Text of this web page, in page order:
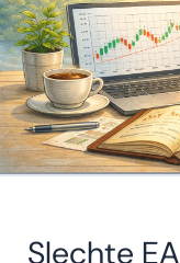
Slechte